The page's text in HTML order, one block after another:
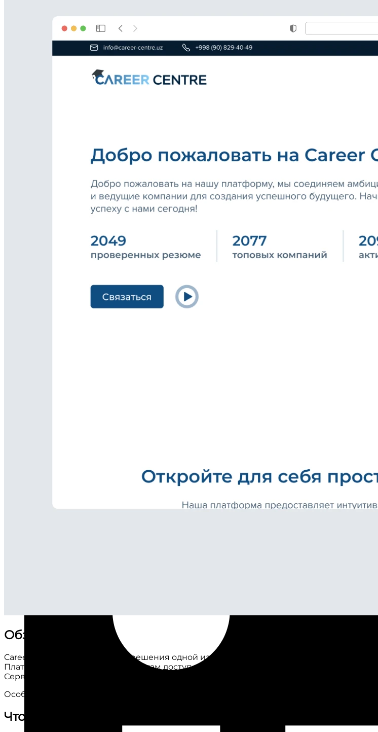
Обзор проекта
Career Centre был создан для решения одной из ключевых социальных проблем —
Платформа обеспечивает студентам доступ к вакансиям, практикам и стажировкам,
Сервис уже объединил более 11 ведущих университетов и стал доступен для 40 000+
Особое внимание было уделено удобству использования и аналитике
Что было сделано